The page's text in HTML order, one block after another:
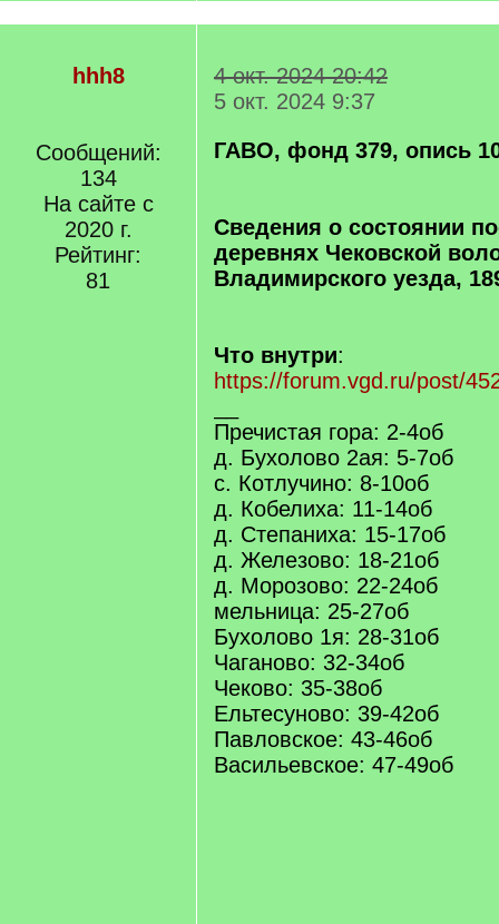
hhh8
Сообщений:
134
На сайте с
2020 г.
Рейтинг:
81
4 окт. 2024 20:42
5 окт. 2024 9:37
ГАВО, фонд 379, опись
Сведения о состоянии
деревнях Чековской
Владимирского уезда,
Что внутри:
https://forum.vgd.ru/post/
Пречистая гора: 2-4об
д. Бухолово 2ая: 5-7об
с. Котлучино: 8-10об
д. Кобелиха: 11-14об
д. Степаниха: 15-17об
д. Железово: 18-21об
д. Морозово: 22-24об
мельница: 25-27об
Бухолово 1я: 28-31об
Чаганово: 32-34об
Чеково: 35-38об
Ельтесуново: 39-42об
Павловское: 43-46об
Васильевское: 47-49об